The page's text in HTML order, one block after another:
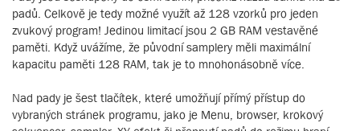
padů. Celkově je tedy možné využít až 128 vzorků pro jeden
zvukový program! Jedinou limitací jsou 2 GB RAM vestavěné
paměti. Když uvážíme, že původní samplery měli maximální
kapacitu paměti 128 RAM, tak je to mnohonásobně více.
Nad pady je šest tlačítek, které umožňují přímý přístup do
vybraných stránek programu, jako je Menu, browser, krokový